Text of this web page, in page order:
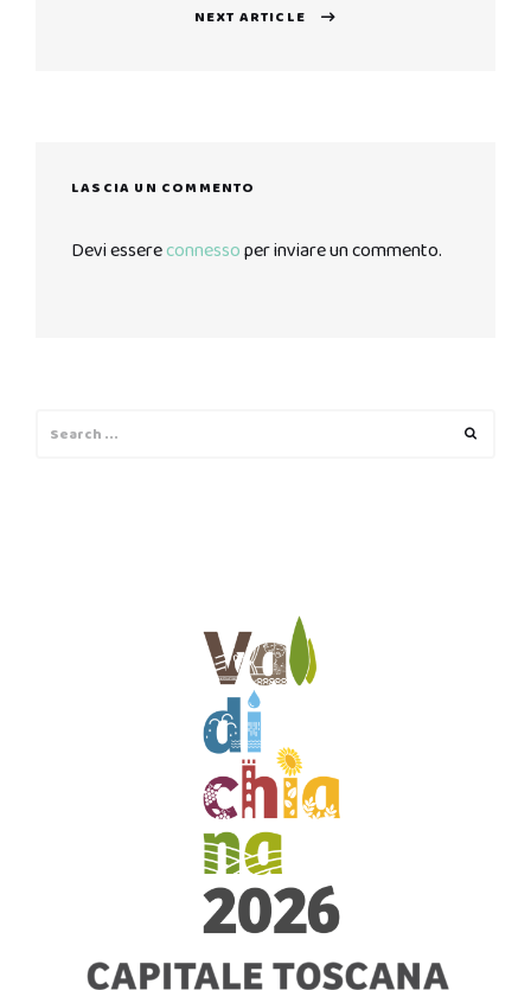
NEXT ARTICLE
LASCIA UN COMMENTO
Devi essereconnessoper inviare un commento.
for: